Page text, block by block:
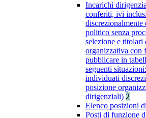
Incarichi
conferiti, ivi
politico senza
selezione e titolari
organizzativa con
pubblicare in
seguenti
individuati
posizione
dirigenziali) 2
Elenco posizioni
Posti di funzione